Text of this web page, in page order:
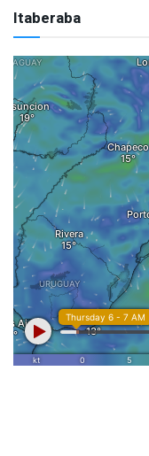
Itaberaba